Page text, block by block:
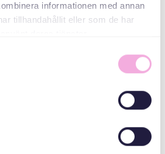
informationen med annan
tillhandahållit eller som de har
Email